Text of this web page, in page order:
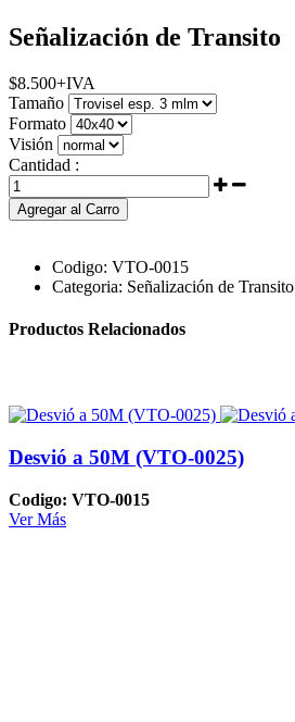
Señalización de Transito
$8.500+IVA
Tamaño
Formato
Visión
Cantidad :
Agregar al Carro
Codigo: VTO-0015
Categoria: Señalización de Transito
Productos Relacionados
Desvió a 50M (VTO-0025)
Codigo: VTO-0015
Ver Más